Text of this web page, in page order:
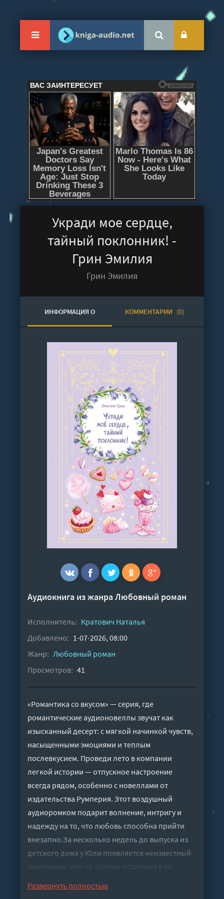
Укради мое сердце,
тайный поклонник! -
Грин Эмилия
Грин Эмилия
ИНФОРМАЦИЯ О
АУДИОКНИГЕ
КОММЕНТАРИИ (0)
Аудиокнига из жанраЛюбовный роман
Исполнитель: Кратович Наталья
Добавлено: 1-07-2026, 08:00
Жанр: Любовный роман
Просмотров: 41
«Романтика со вкусом» — серия, где
романтические аудионовеллы звучат как
изысканный десерт: с мягкой начинкой чувств,
насыщенными эмоциями и теплым
послевкусием. Проведи лето в компании
легкой истории — отпускное настроение
всегда рядом, особенно с новеллами от
издательства Румперия. Этот воздушный
аудиоромком подарит волнение, интригу и
надежду на то, что любовь способна прийти
внезапно.За несколько недель до выпуска из
детского дома у Юли появляется неизвестный
поклонник: кто-то тайком оставляет в ее
сразу падают на одного из давних ухажеров. Но
Развернуть полностью